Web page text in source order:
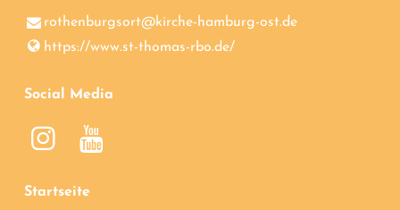
rothenburgsort@​kirche-hamburg-ost.​de
https://www.​st-thomas-rbo.​de/
Social Media
Startseite